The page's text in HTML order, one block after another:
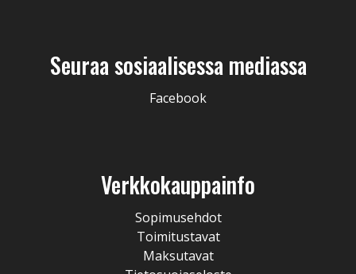
Seuraa sosiaalisessa mediassa
Facebook
Verkkokauppainfo
Sopimusehdot
Toimitustavat
Maksutavat